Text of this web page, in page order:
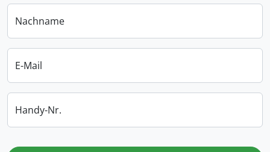
Nachname
E-Mail
Handy-Nr.